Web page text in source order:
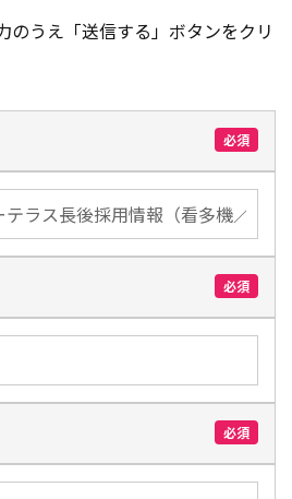
のうえ「送信する」ボタンをクリ
必須
必須
必須